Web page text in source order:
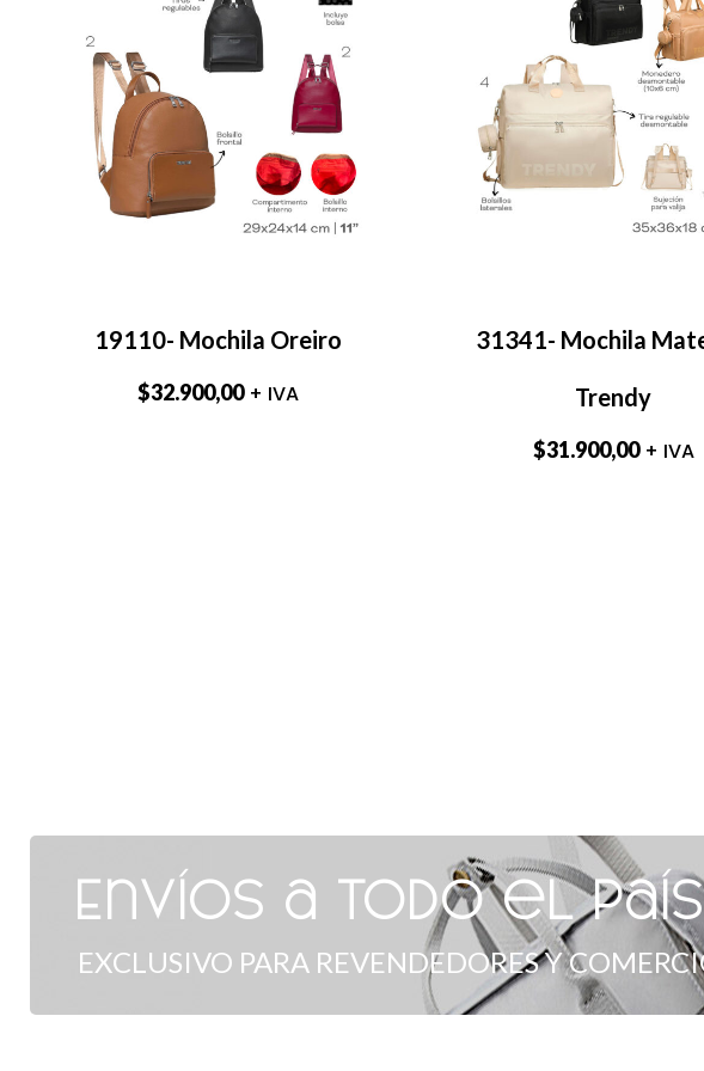
19110- Mochila Oreiro
$32.900,00 + IVA
31341- Mochila
Trendy
$31.900,00 + IVA
Envíos a todo el
EXCLUSIVO PARA REVENDEDORES Y